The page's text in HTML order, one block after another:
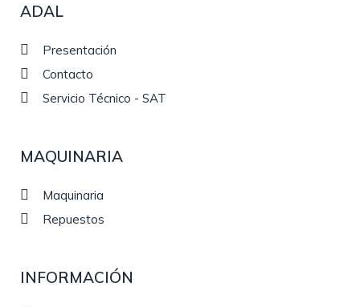
ADAL
Presentación
Contacto
Servicio Técnico - SAT
MAQUINARIA
Maquinaria
Repuestos
INFORMACIÓN